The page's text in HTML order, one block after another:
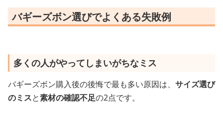
バギーズボン選びでよくある失敗例
多くの人がやってしまいがちなミス
バギーズボン購入後の後悔で最も多い原因は、 サイズ選び
のミスと素材の確認不足の2点です。